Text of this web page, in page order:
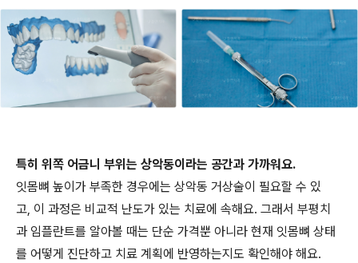
특히 위쪽 어금니 부위는 상악동이라는 공간과 가까워요.
잇몸뼈 높이가 부족한 경우에는 상악동 거상술이 필요할 수 있
고, 이 과정은 비교적 난도가 있는 치료에 속해요. 그래서 부평치
과 임플란트를 알아볼 때는 단순 가격뿐 아니라 현재 잇몸뼈 상태
를 어떻게 진단하고 치료 계획에 반영하는지도 확인해야 해요.